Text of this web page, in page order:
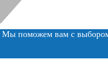
Мы поможем вам с